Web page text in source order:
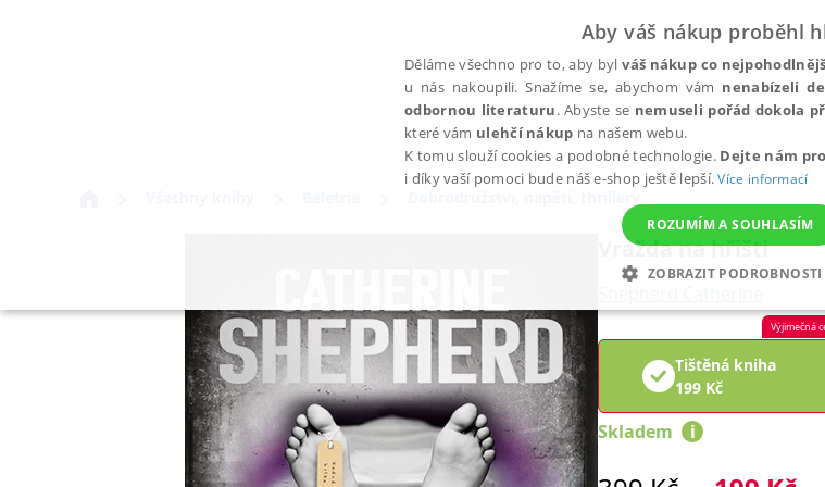
Vražda na hřišti
Výjimečná
Tištěná kniha
199 Kč
Skladem i
Aby váš nákup proběhl
Děláme všechno pro to, aby bylváš nákup co
u nás nakoupili. Snažíme se, abychom vám nenabízeli
odbornou literaturu. Abyste se nemuseli pořád dokola
které vám ulehčí nákup na našem webu.
K tomu slouží cookies a podobné technologie. Dejte nám
i díky vaší pomoci bude náš e-shop ještě lepší.Více informací
ROZUMÍM A SOUHLASÍM
ZOBRAZIT PODROBNOSTI
NEZBYTNÉ ANALYTICKÉ MARKETINGOVÉ
Nezbytné Analytické
Nezbytně nutné soubory cookie umožňují základní funkce webových stránek, jako je přihlášení uživatele a správa účtu.
Provider /